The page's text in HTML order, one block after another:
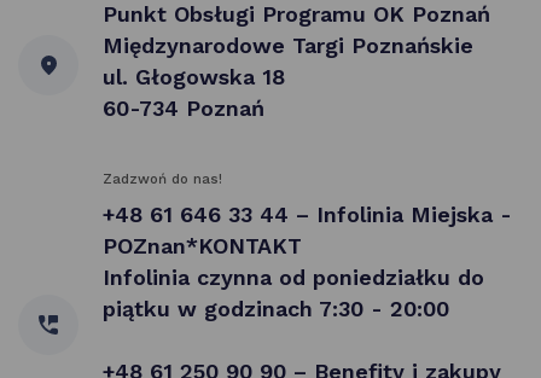
Punkt Obsługi Programu OK Poznań
Międzynarodowe Targi Poznańskie
ul. Głogowska 18
60-734 Poznań
Zadzwoń do nas!
+48 61 646 33 44 – Infolinia Miejska -
POZnan*KONTAKT
Infolinia czynna od poniedziałku do
piątku w godzinach 7:30 - 20:00
+48 61 250 90 90 – Benefity i zakupy